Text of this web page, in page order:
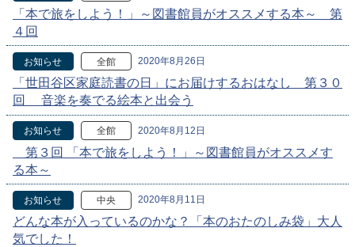
「本で旅をしよう！」～図書館員がオススメする本～ 第
４回
お知らせ 全館 2020年8月26日
「世田谷区家庭読書の日」にお届けするおはなし 第３０
回 音楽を奏でる絵本と出会う
お知らせ 全館 2020年8月12日
第３回 「本で旅をしよう！」～図書館員がオススメす
る本～
お知らせ 中央 2020年8月11日
どんな本が入っているのかな？「本のおたのしみ袋」大人
気でした！